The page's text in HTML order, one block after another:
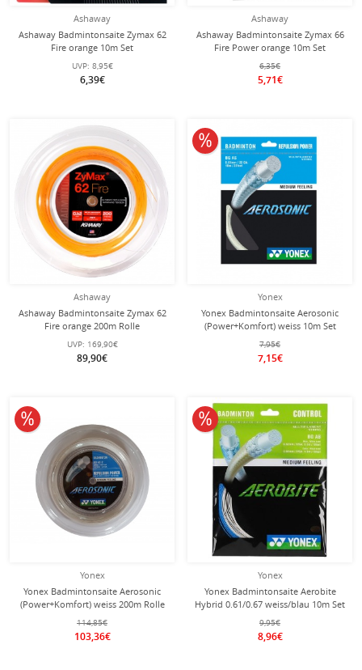
Ashaway
Ashaway Badmintonsaite Zymax 62
Fire orange 10m Set
UVP: 8,95€
6,39€
Ashaway
Ashaway Badmintonsaite Zymax 66
Fire Power orange 10m Set
6,35€
5,71€
Ashaway
Ashaway Badmintonsaite Zymax 62
Fire orange 200m Rolle
UVP: 169,90€
89,90€
Yonex
Yonex Badmintonsaite Aerosonic
(Power+Komfort) weiss 10m Set
7,95€
7,15€
10% reduziert
Yonex
Yonex Badmintonsaite Aerosonic
(Power+Komfort) weiss 200m Rolle
114,85€
103,36€
10% reduziert
Yonex
Yonex Badmintonsaite Aerobite
Hybrid 0.61/0.67 weiss/blau 10m Set
9,95€
8,96€
10% reduziert